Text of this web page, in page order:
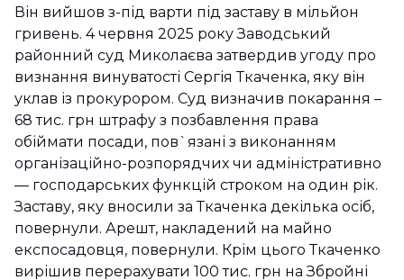
Він вийшов з-під варти під заставу в мільйон
гривень. 4 червня 2025 року Заводський
районний суд Миколаєва затвердив угоду про
визнання винуватості Сергія Ткаченка, яку він
уклав із прокурором. Суд визначив покарання –
68 тис. грн штрафу з позбавлення права
обіймати посади, пов`язані з виконанням
організаційно-розпорядчих чи адміністративно
— господарських функцій строком на один рік.
Заставу, яку вносили за Ткаченка декілька осіб,
повернули. Арешт, накладений на майно
експосадовця, повернули. Крім цього Ткаченко
вирішив перерахувати 100 тис. грн на Збройні